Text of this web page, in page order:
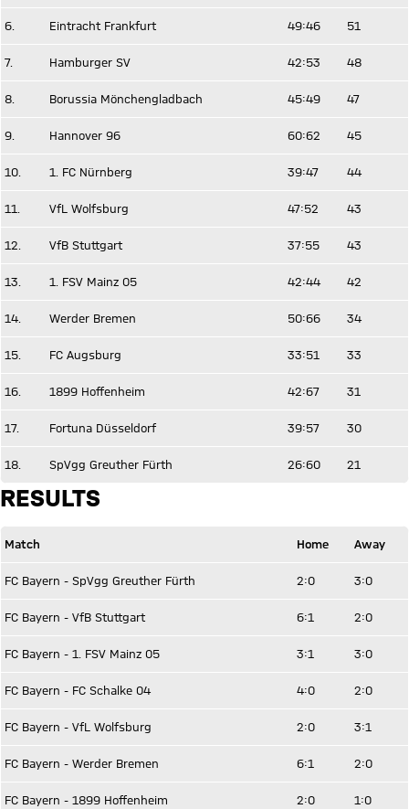
6. Eintracht Frankfurt 49:46 51
7. Hamburger SV 42:53 48
8. Borussia Mönchengladbach 45:49 47
9. Hannover 96 60:62 45
10. 1. FC Nürnberg 39:47 44
11. VfL Wolfsburg 47:52 43
12. VfB Stuttgart 37:55 43
13. 1. FSV Mainz 05 42:44 42
14. Werder Bremen 50:66 34
15. FC Augsburg 33:51 33
16. 1899 Hoffenheim 42:67 31
17. Fortuna Düsseldorf 39:57 30
18. SpVgg Greuther Fürth 26:60 21
RESULTS
Match Home Away
FC Bayern - SpVgg Greuther Fürth 2:0 3:0
FC Bayern - VfB Stuttgart 6:1 2:0
FC Bayern - 1. FSV Mainz 05 3:1 3:0
FC Bayern - FC Schalke 04 4:0 2:0
FC Bayern - VfL Wolfsburg 2:0 3:1
FC Bayern - Werder Bremen 6:1 2:0
FC Bayern - 1899 Hoffenheim 2:0 1:0